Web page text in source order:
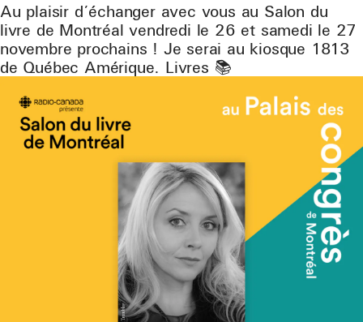
Au plaisir d’échanger avec vous au Salon du
livre de Montréal vendredi le 26 et samedi le 27
novembre prochains ! Je serai au kiosque 1813
de Québec Amérique. Livres 📚